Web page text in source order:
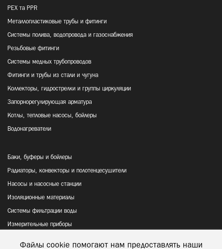
Файлы cookie помогают нам предоставлять наши
PEX та PPR
Металлопластиковые трубы и фитинги
Системы полива, водопровода и газоснабжения
Резьбовые фитинги
Системы медных трубопроводов
Фитинги и трубы из стали и чугуна
Коллекторы, гидрострелки и группы циркуляции
Запорнорегулирующая арматура
Котлы, тепловые насосы, бойлеры
Водонагреватели
Баки, буферы и бойлеры
Радиаторы, конвекторы и полотенцесушители
Насосы и насосные станции
Изоляционные материалы
Системы фильтрации воды
Измерительные приборы